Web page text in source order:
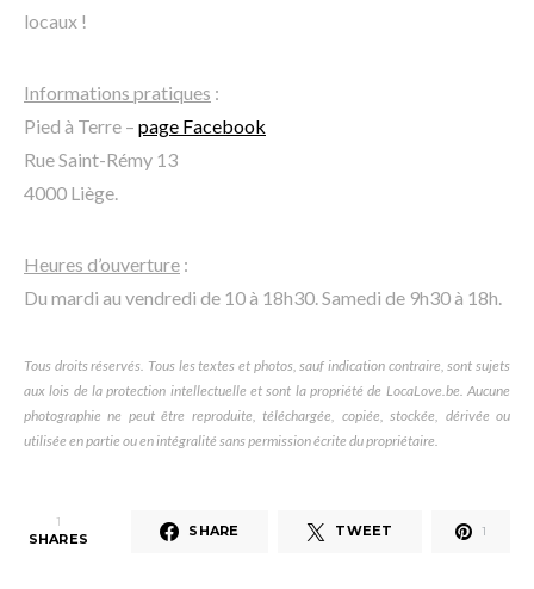
locaux !
Informations pratiques :
Pied à Terre – page Facebook
Rue Saint-Rémy 13
4000 Liège.
Heures d’ouverture :
Du mardi au vendredi de 10 à 18h30. Samedi de 9h30 à 18h.
Tous droits réservés. Tous les textes et photos, sauf indication contraire, sont sujets
aux lois de la protection intellectuelle et sont la propriété de LocaLove.be. Aucune
photographie ne peut être reproduite, téléchargée, copiée, stockée, dérivée ou
utilisée en partie ou en intégralité sans permission écrite du propriétaire.
1
SHARES SHARE TWEET 1